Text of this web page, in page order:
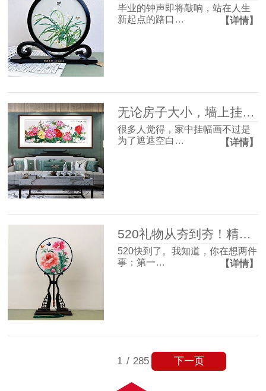
毕业的钟声即将敲响，站在人生
新起点的路口…
【详情】
无论房子大小，墙上挂幅画很有必要，并非迷信，3个理由很现实！
很多人觉得，家中挂幅画不过是
为了遮遮空白…
【详情】
520快到了。我知道，你在想两件
事：第一…
【详情】
1 / 285 下一页